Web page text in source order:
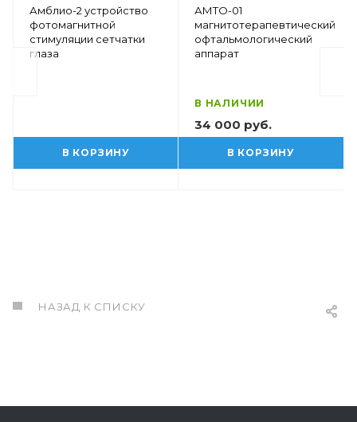
Амблио-2 устройство
фотомагнитной
стимуляции сетчатки
глаза
В КОРЗИНУ
АМТО-01
магнитотерапевтический
офтальмологический
аппарат
В НАЛИЧИИ
34 000 руб.
В КОРЗИНУ
НАЗАД К СПИСКУ